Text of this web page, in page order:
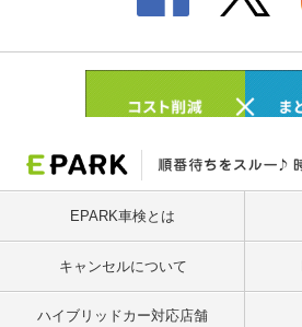
EPARK車検とは
キャンセルについて
ハイブリッドカー対応店舗